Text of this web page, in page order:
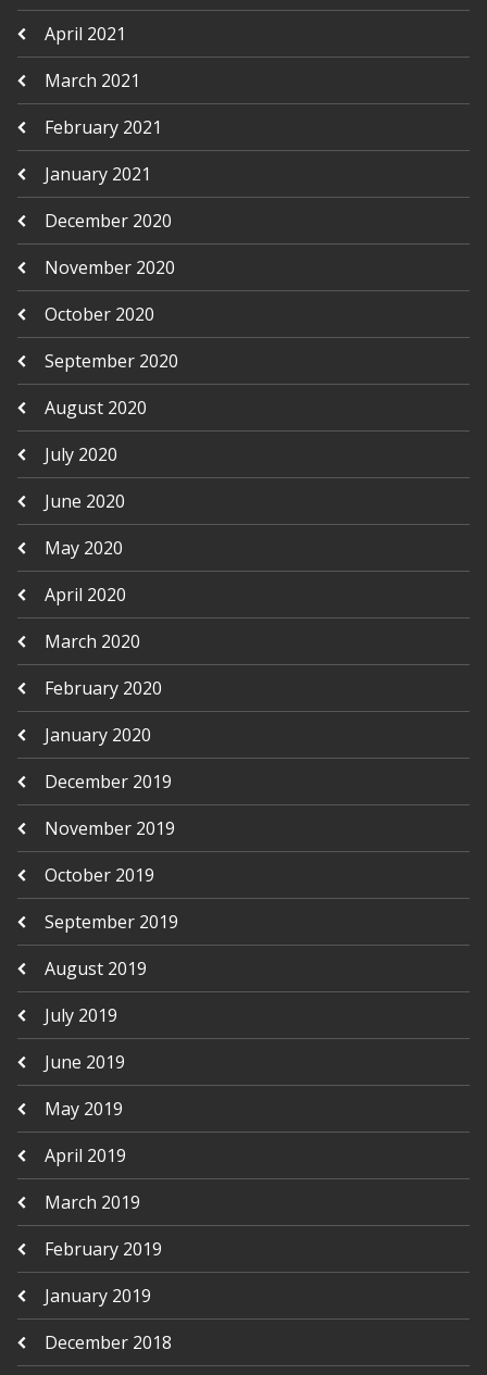
April 2021
March 2021
February 2021
January 2021
December 2020
November 2020
October 2020
September 2020
August 2020
July 2020
June 2020
May 2020
April 2020
March 2020
February 2020
January 2020
December 2019
November 2019
October 2019
September 2019
August 2019
July 2019
June 2019
May 2019
April 2019
March 2019
February 2019
January 2019
December 2018